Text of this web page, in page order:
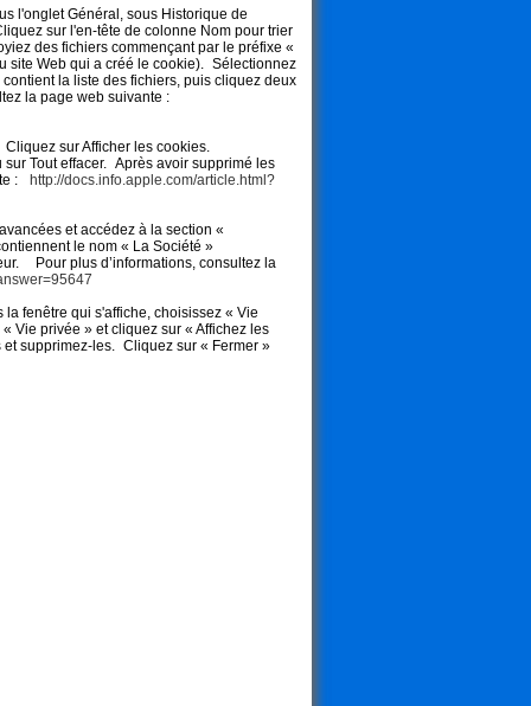
l'onglet Général, sous Historique de
sur l'en-tête de colonne Nom pour trier
des fichiers commençant par le préfixe «
site Web qui a créé le cookie). Sélectionnez
la liste des fichiers, puis cliquez deux
la page web suivante :
sur Afficher les cookies.
Tout effacer. Après avoir supprimé les
:
http://docs.info.apple.com/article.html?
et accédez à la section «
le nom « La Société »
Pour plus d’informations, consultez la
fenêtre qui s'affiche, choisissez « Vie
Vie privée » et cliquez sur « Affichez les
supprimez-les. Cliquez sur « Fermer »